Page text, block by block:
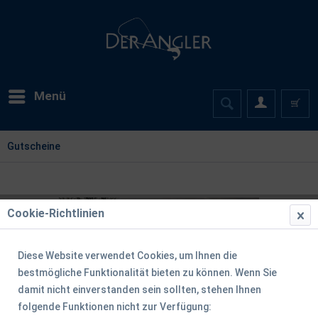
Menü
Gutscheine
Cookie-Richtlinien
Diese Website verwendet Cookies, um Ihnen die
bestmögliche Funktionalität bieten zu können. Wenn Sie
damit nicht einverstanden sein sollten, stehen Ihnen
folgende Funktionen nicht zur Verfügung: